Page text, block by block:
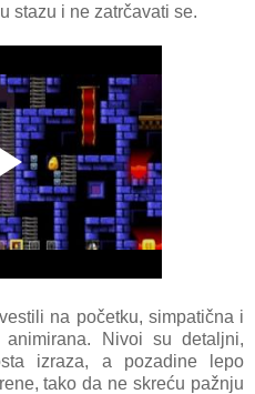
stazu i ne zatrčavati se.
na početku, simpatična i
Nivoi su detaljni,
izraza, a pozadine lepo
tako da ne skreću pažnju